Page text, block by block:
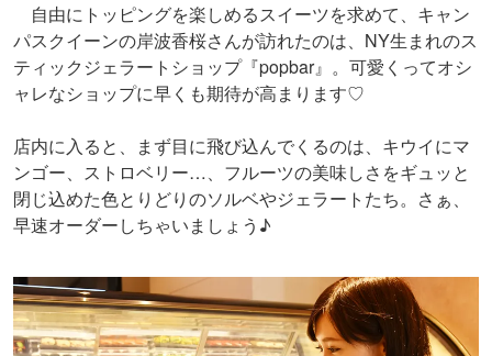
自由にトッピングを楽しめるスイーツを求めて、キャン
パスクイーンの岸波香桜さんが訪れたのは、NY生まれのス
ティックジェラートショップ『popbar』。可愛くってオシ
ャレなショップに早くも期待が高まります♡
店内に入ると、まず目に飛び込んでくるのは、キウイにマ
ンゴー、ストロベリー…、フルーツの美味しさをギュッと
閉じ込めた色とりどりのソルベやジェラートたち。さぁ、
早速オーダーしちゃいましょう♪